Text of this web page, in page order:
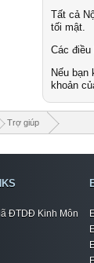
Tất cả
tối mật.
Các
Nếu bạn
khoản
Trợ giúp
ĐTDĐ Kinh Môn